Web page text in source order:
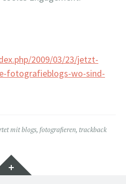
2009/03/23/jetzt-
fotografieblogs-wo-sind-
mitblogs, fotografieren, trackback
Widgets